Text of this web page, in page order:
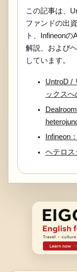
この記事は、
ファンドの出
ト、Infineon
解説、および
しています。
UntroD /
ックスへ
Infineon
ヘテロス